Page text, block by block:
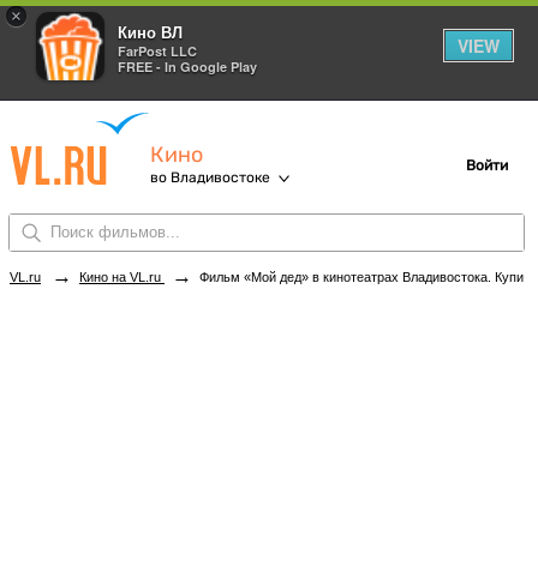
×
Кино ВЛ
FarPost LLC
FREE - In Google Play
VIEW
Кино
во Владивостоке
Войти
VL.ru → Кино на VL.ru → Фильм «Мой дед» в кинотеатрах Владивостока. Купить билеты!